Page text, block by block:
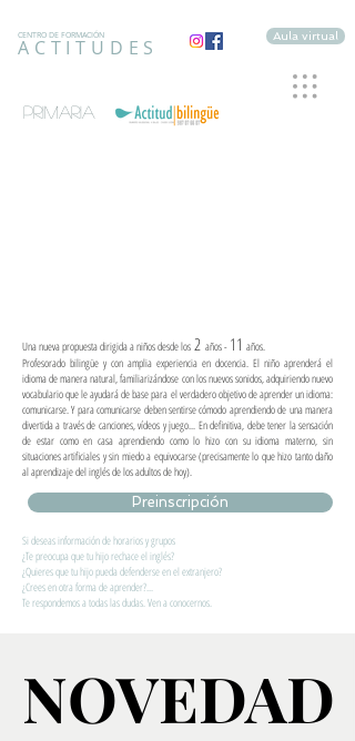
CENTRO DE FORMACIÓN
ACTITUDES Aula virtual
primaria
Una nueva propuesta dirigida a niños desde los 2 años - 11 años.
Profesorado bilingüe y con amplia experiencia en docencia. El niño aprenderá el
idioma de manera natural, familiarizándose con los nuevos sonidos, adquiriendo nuevo
vocabulario que le ayudará de base para el verdadero objetivo de aprender un idioma:
comunicarse. Y para comunicarse deben sentirse cómodo aprendiendo de una manera
divertida a través de canciones, vídeos y juego... En definitiva, debe tener la sensación
de estar como en casa aprendiendo como lo hizo con su idioma materno, sin
situaciones artificiales y sin miedo a equivocarse (precisamente lo que hizo tanto daño
al aprendizaje del inglés de los adultos de hoy).
Preinscripción
Si deseas información de horarios y grupos
¿Te preocupa que tu hijo rechace el inglés?
¿Quieres que tu hijo pueda defenderse en el extranjero?
¿Crees en otra forma de aprender?...
Te respondemos a todas las dudas. Ven a conocernos.
NOVEDAD
NOVEDAD